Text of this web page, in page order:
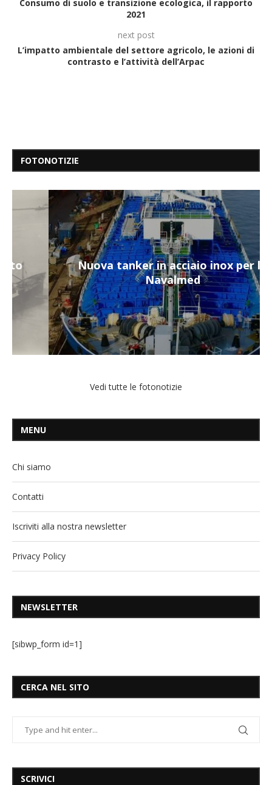
Consumo di suolo e transizione ecologica, il rapporto
2021
next post
L’impatto ambientale del settore agricolo, le azioni di
contrasto e l’attività dell’Arpac
FOTONOTIZIE
Nuova tanker in acciaio inox per la
Navalmed
Vedi tutte le fotonotizie
MENU
Chi siamo
Contatti
Iscriviti alla nostra newsletter
Privacy Policy
NEWSLETTER
[sibwp_form id=1]
CERCA NEL SITO
SCRIVICI